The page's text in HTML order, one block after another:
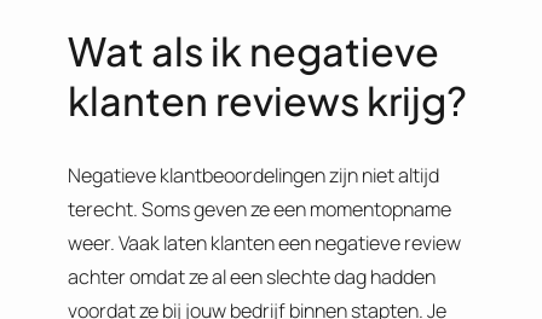
Wat als ik negatieve
klanten reviews krijg?
Negatieve klantbeoordelingen zijn niet altijd
terecht. Soms geven ze een momentopname
weer. Vaak laten klanten een negatieve review
achter omdat ze al een slechte dag hadden
voordat ze bij jouw bedrijf binnen stapten. Je